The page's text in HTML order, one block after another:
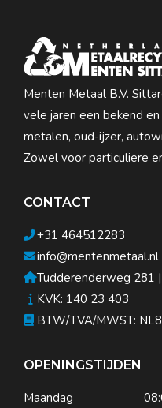
Menten Metaal B.V.
vele jaren een bekend
metalen, oud-ijzer,
Zowel voor particuliere
CONTACT
+31 464512283
info@mentenmetaal.nl
Tudderenderweg 281
KVK: 140 23 403
BTW/TVA/MWST:
OPENINGSTIJDEN
Maandag